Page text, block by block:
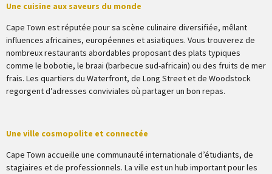
Une cuisine aux saveurs du monde
Cape Town est réputée pour sa scène culinaire diversifiée, mêlant
influences africaines, européennes et asiatiques. Vous trouverez de
nombreux restaurants abordables proposant des plats typiques
comme le bobotie, le braai (barbecue sud-africain) ou des fruits de mer
frais. Les quartiers du Waterfront, de Long Street et de Woodstock
regorgent d’adresses conviviales où partager un bon repas.
Une ville cosmopolite et connectée
Cape Town accueille une communauté internationale d’étudiants, de
stagiaires et de professionnels. La ville est un hub important pour les